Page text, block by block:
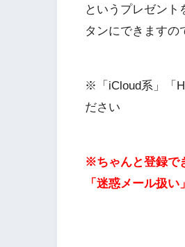
というプレゼン
タンにできますの
※「iCloud系」「
ださい
※ちゃんと登録で
「迷惑メール扱